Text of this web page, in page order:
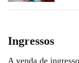
Ingressos
A venda de